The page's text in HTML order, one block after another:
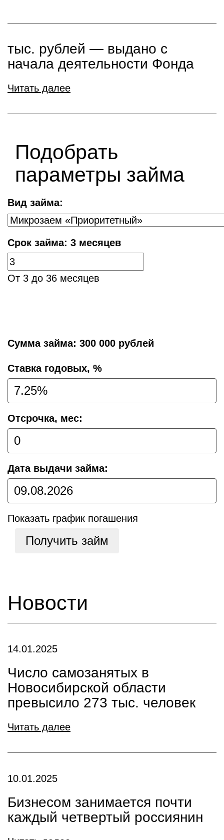
тыс. рублей ― выдано с
начала деятельности Фонда
Читать далее
Подобрать
параметры займа
Вид займа:
Срок займа: 3 месяцев
От 3 до 36 месяцев
Сумма займа: 300 000 рублей
Cтавка годовых, %
Отсрочка, мес:
Дата выдачи займа:
Показать график погашения
Получить займ
Новости
14.01.2025
Число самозанятых в
Новосибирской области
превысило 273 тыс. человек
Читать далее
10.01.2025
Бизнесом занимается почти
каждый четвертый россиянин